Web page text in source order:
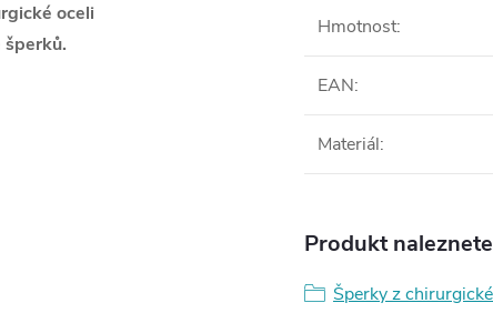
oceli
šperků.
Hmotnost:
EAN:
Materiál:
Produkt
Šperky z